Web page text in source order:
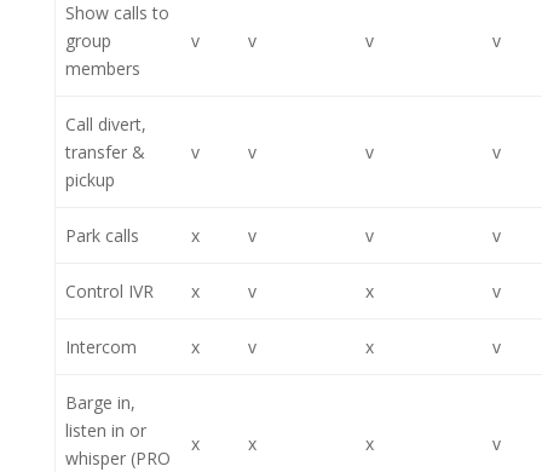
Show calls to
group
members
v v v v
Call divert,
transfer &
pickup
v v v v
Park calls x v v v
Control IVR x v x v
Intercom x v x v
Barge in,
listen in or
whisper (PRO
x x x v